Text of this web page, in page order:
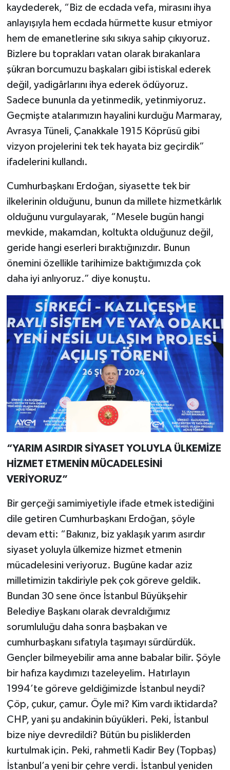
kaydederek, “Biz de ecdada vefa, mirasını ihya
anlayışıyla hem ecdada hürmette kusur etmiyor
hem de emanetlerine sıkı sıkıya sahip çıkıyoruz.
Bizlere bu toprakları vatan olarak bırakanlara
şükran borcumuzu başkaları gibi istiskal ederek
değil, yadigârlarını ihya ederek ödüyoruz.
Sadece bununla da yetinmedik, yetinmiyoruz.
Geçmişte atalarımızın hayalini kurduğu Marmaray,
Avrasya Tüneli, Çanakkale 1915 Köprüsü gibi
vizyon projelerini tek tek hayata biz geçirdik”
ifadelerini kullandı.
Cumhurbaşkanı Erdoğan, siyasette tek bir
ilkelerinin olduğunu, bunun da millete hizmetkârlık
olduğunu vurgulayarak, “Mesele bugün hangi
mevkide, makamdan, koltukta olduğunuz değil,
geride hangi eserleri bıraktığınızdır. Bunun
önemini özellikle tarihimize baktığımızda çok
daha iyi anlıyoruz.” diye konuştu.
“YARIM ASIRDIR SİYASET YOLUYLA ÜLKEMİZE
HİZMET ETMENİN MÜCADELESİNİ
VERİYORUZ”
Bir gerçeği samimiyetiyle ifade etmek istediğini
dile getiren Cumhurbaşkanı Erdoğan, şöyle
devam etti: “Bakınız, biz yaklaşık yarım asırdır
siyaset yoluyla ülkemize hizmet etmenin
mücadelesini veriyoruz. Bugüne kadar aziz
milletimizin takdiriyle pek çok göreve geldik.
Bundan 30 sene önce İstanbul Büyükşehir
Belediye Başkanı olarak devraldığımız
sorumluluğu daha sonra başbakan ve
cumhurbaşkanı sıfatıyla taşımayı sürdürdük.
Gençler bilmeyebilir ama anne babalar bilir. Şöyle
bir hafıza kaydımızı tazeleyelim. Hatırlayın
1994’te göreve geldiğimizde İstanbul neydi?
Çöp, çukur, çamur. Öyle mi? Kim vardı iktidarda?
CHP, yani şu andakinin büyükleri. Peki, İstanbul
bize niye devredildi? Bütün bu pisliklerden
kurtulmak için. Peki, rahmetli Kadir Bey (Topbaş)
İstanbul’a yeni bir çehre verdi. İstanbul yeniden